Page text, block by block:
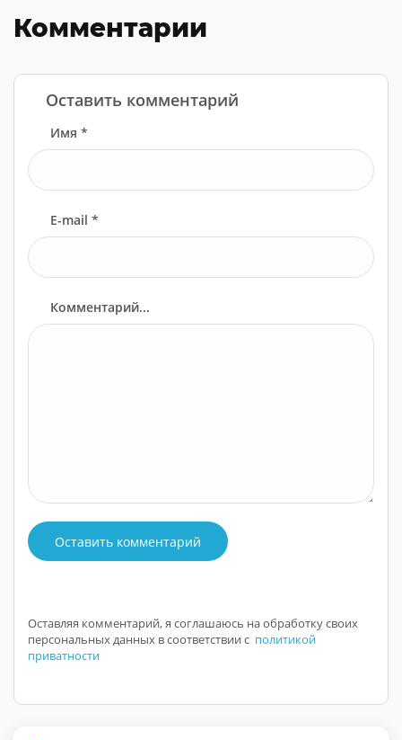
Комментарии
Оставить комментарий
Имя *
E-mail *
Комментарий...
Оставить комментарий
Оставляя комментарий, я соглашаюсь на обработку своих
персональных данных в соответствии с политикой
приватности